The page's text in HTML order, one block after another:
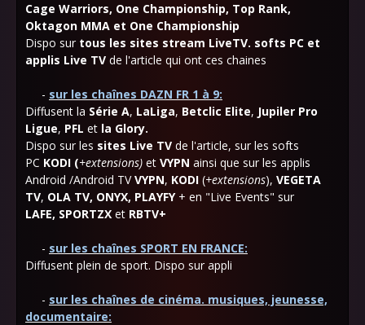
Cage Warriors, One Championship, Top Rank,
Oktagon MMA et One Championship
Dispo sur tous les sites stream LiveTV. softs PC et
applis Live TV de l'article qui ont ces chaines
- sur les chaînes DAZN FR 1 à 9:
Diffusent la Série A, LaLiga, Betclic Elite, Jupiler Pro
Ligue, PFL et la Glory.
Dispo sur les sites Live TV de l'article, sur les softs
PC KODI (+extensions) et VYPN ainsi que sur les applis
Android /Android TV VYPN, KODI (+extensions), VEGETA
TV, OLA TV, ONYX, PLAYFY + en "Live Events" sur
LAFE, SPORTZX et RBTV+
- sur les chaînes SPORT EN FRANCE:
Diffusent plein de sport. Dispo sur appli
- sur les chaînes de cinéma. musiques, jeunesse,
documentaire: